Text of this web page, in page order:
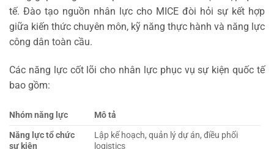
tế. Đào tạo nguồn nhân lực cho MICE đòi hỏi sự kết hợp
giữa kiến thức chuyên môn, kỹ năng thực hành và năng lực
công dân toàn cầu.
Các năng lực cốt lõi cho nhân lực phục vụ sự kiện quốc tế
bao gồm:
Nhóm năng lực
Mô tả
Năng lực tổ chức
sự kiện
Lập kế hoạch, quản lý dự án, điều phối
logistics